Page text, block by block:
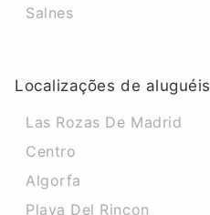
Salnes
Localizações de aluguéis
Las Rozas De Madrid
Centro
Algorfa
Playa Del Rincon